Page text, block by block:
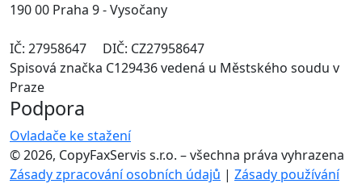
190 00 Praha 9 - Vysočany
IČ: 27958647 DIČ: CZ27958647
Spisová značka C129436 vedená u Městského soudu v
Praze
Podpora
Ovladače ke stažení
© 2026, CopyFaxServis s.r.o. – všechna práva vyhrazena
Zásady zpracování osobních údajů | Zásady používání